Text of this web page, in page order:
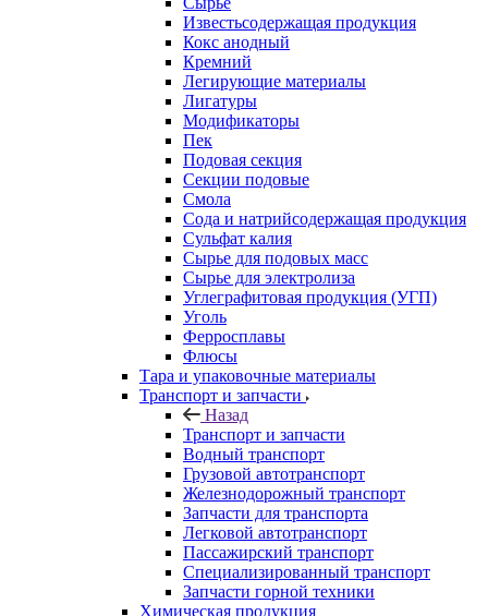
Известьсодержащая продукция
Кокс анодный
Кремний
Легирующие материалы
Лигатуры
Модификаторы
Пек
Подовая секция
Секции подовые
Смола
Сода и натрийсодержащая продукция
Сульфат калия
Сырье для подовых масс
Сырье для электролиза
Углеграфитовая продукция (УГП)
Уголь
Ферросплавы
Флюсы
Тара и упаковочные материалы
Транспорт и запчасти
Назад
Транспорт и запчасти
Водный транспорт
Грузовой автотранспорт
Железнодорожный транспорт
Запчасти для транспорта
Легковой автотранспорт
Пассажирский транспорт
Специализированный транспорт
Запчасти горной техники
Химическая продукция